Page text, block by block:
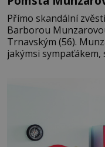
Přímo skandální
Barborou
Trnavským (56).
jakýmsi sympaťákem,